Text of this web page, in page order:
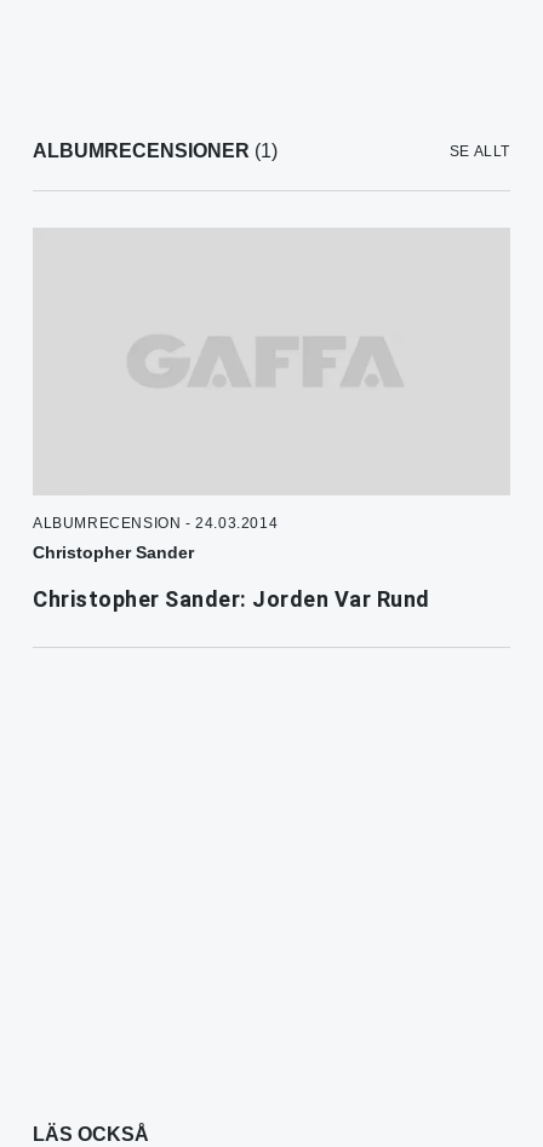
ALBUMRECENSIONER (1) SE ALLT
ALBUMRECENSION - 24.03.2014
Christopher Sander
Christopher Sander: Jorden Var Rund
LÄS OCKSÅ